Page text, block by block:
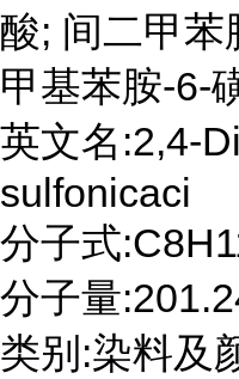
酸; 间二甲苯
甲基苯胺-6-
英文名:2,4-
sulfonicaci
分子式
分子量
类别:染料及